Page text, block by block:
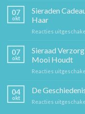
07
okt
Sieraden
Haar
Reacties
07
okt
Sieraad
Mooi Houdt
Reacties
04
okt
De
Reacties